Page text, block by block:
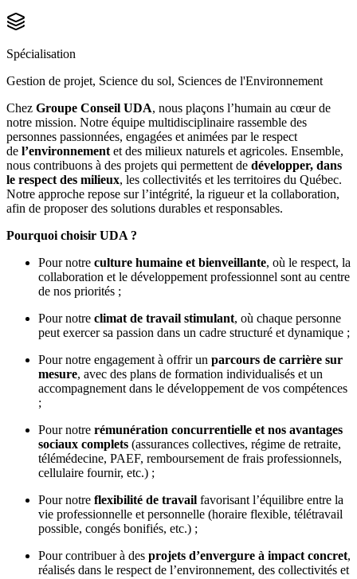
Spécialisation
Gestion de projet, Science du sol, Sciences de l'Environnement
Chez Groupe Conseil UDA, nous plaçons l’humain au cœur de
notre mission. Notre équipe multidisciplinaire rassemble des
personnes passionnées, engagées et animées par le respect
de l’environnement et des milieux naturels et agricoles. Ensemble,
nous contribuons à des projets qui permettent de développer, dans
le respect des milieux, les collectivités et les territoires du Québec.
Notre approche repose sur l’intégrité, la rigueur et la collaboration,
afin de proposer des solutions durables et responsables.
Pourquoi choisir UDA ?
Pour notre culture humaine et bienveillante, où le respect, la
collaboration et le développement professionnel sont au centre
de nos priorités ;
Pour notre climat de travail stimulant, où chaque personne
peut exercer sa passion dans un cadre structuré et dynamique ;
Pour notre engagement à offrir un parcours de carrière sur
mesure, avec des plans de formation individualisés et un
accompagnement dans le développement de vos compétences
;
Pour notre rémunération concurrentielle et nos avantages
sociaux complets (assurances collectives, régime de retraite,
télémédecine, PAEF, remboursement de frais professionnels,
cellulaire fournir, etc.) ;
Pour notre flexibilité de travail favorisant l’équilibre entre la
vie professionnelle et personnelle (horaire flexible, télétravail
possible, congés bonifiés, etc.) ;
Pour contribuer à des projets d’envergure à impact concret,
réalisés dans le respect de l’environnement, des collectivités et